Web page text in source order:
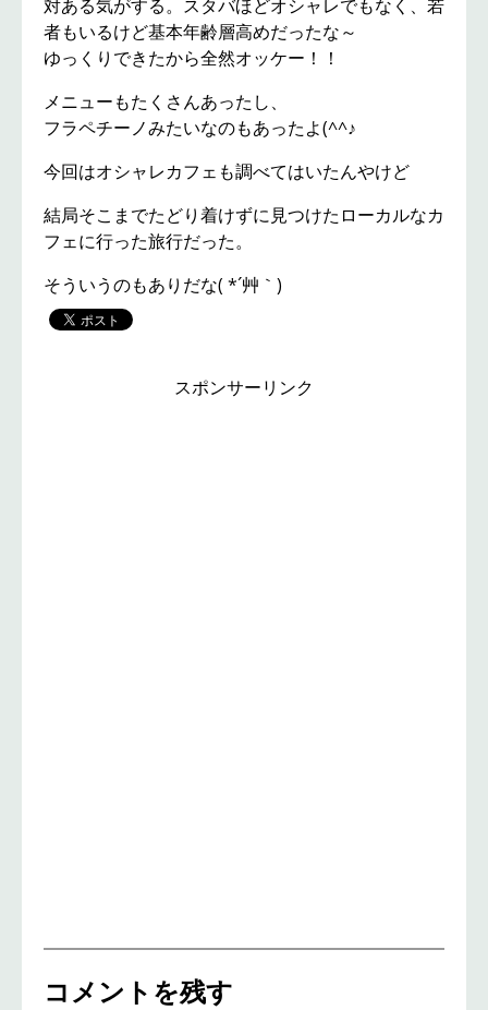
対ある気がする。スタバほどオシャレでもなく、若
者もいるけど基本年齢層高めだったな～
ゆっくりできたから全然オッケー！！
メニューもたくさんあったし、
フラペチーノみたいなのもあったよ(^^♪
今回はオシャレカフェも調べてはいたんやけど
結局そこまでたどり着けずに見つけたローカルなカ
フェに行った旅行だった。
そういうのもありだな( *´艸｀)
スポンサーリンク
コメントを残す